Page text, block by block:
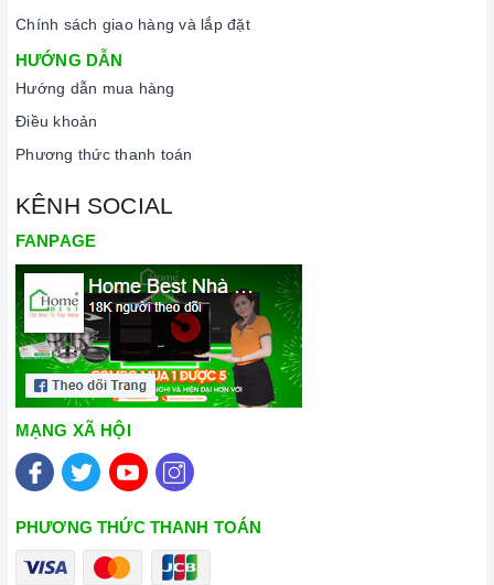
Chính sách giao hàng và lắp đặt
HƯỚNG DẪN
Hướng dẫn mua hàng
Điều khoản
Phương thức thanh toán
KÊNH SOCIAL
FANPAGE
MẠNG XÃ HỘI
PHƯƠNG THỨC THANH TOÁN